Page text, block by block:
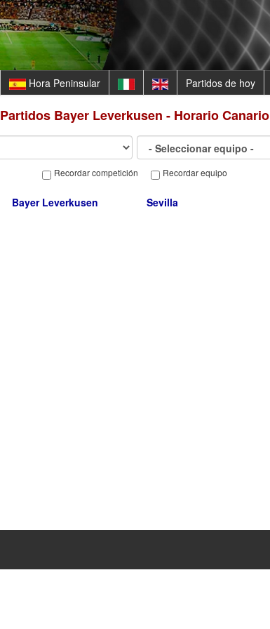
Hora Peninsular Partidos de hoy
Partidos Bayer Leverkusen - Horario Canario
Recordar competición Recordar equipo
Bayer Leverkusen Sevilla